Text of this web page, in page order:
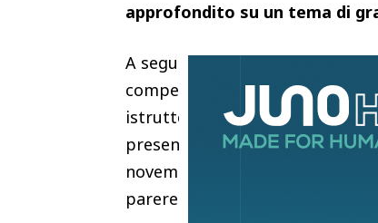
approfondito su un tema di
A seguito dell’approvazione,
competenti dell’Ente di
istruttoria, anche in
presentazione di un ricorso
novembre dal
ministro
parere positivo alla
project